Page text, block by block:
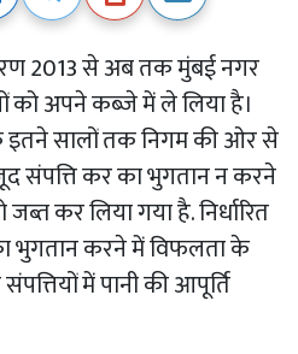
2013 से अब तक मुंबई नगर
को अपने कब्जे में ले लिया है।
इतने सालों तक निगम की ओर से
संपत्ति कर का भुगतान न करने
कर लिया गया है. निर्धारित
भुगतान करने में विफलता के
में पानी की आपूर्ति